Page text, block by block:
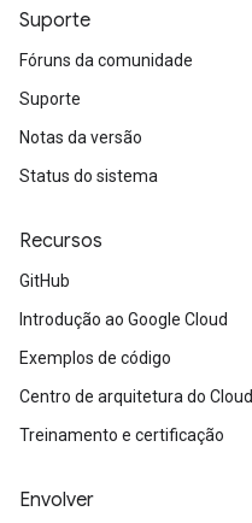
Suporte
Fóruns da comunidade
Suporte
Notas da versão
Status do sistema
Recursos
GitHub
Introdução ao Google Cloud
Exemplos de código
Centro de arquitetura do Cloud
Treinamento e certificação
Envolver